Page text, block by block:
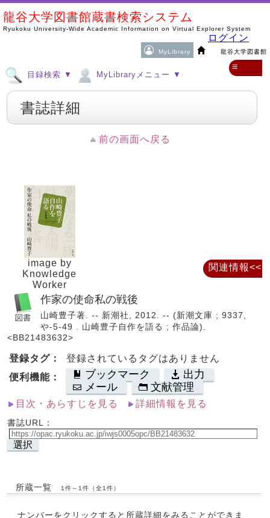
龍谷大学図書館蔵書検索システム
Ryukoku University-Wide Academic Information on Virtual Explorer System
MyLibrary 龍谷大学図書館
ログイン
目録検索 ▼ MyLibraryメニュー ▼
≡
書誌詳細
前の画面へ戻る
image by
Knowledge
Worker
作家の使命私の戦後
山崎豊子著. -- 新潮社, 2012. -- (新潮文庫 ; 9337,
や-5-49 . 山崎豊子自作を語る ; 作品論).
<BB21483632>
登録タグ：
登録されているタグはありません
便利機能：
ブックマーク
出力
メール
文献管理
目次・あらすじを見る 詳細情報を見る
書誌URL：
選択
所蔵一覧 1件～1件（全1件）
ナンバーをクリックすると所蔵詳細をみることができま
関連情報<<